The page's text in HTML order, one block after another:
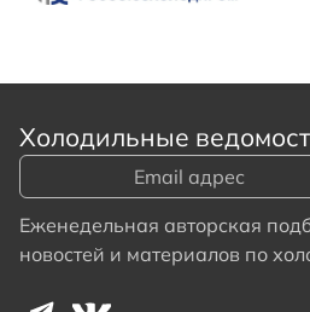
Холодильные
Еженедельная авторская
новостей и материалов по